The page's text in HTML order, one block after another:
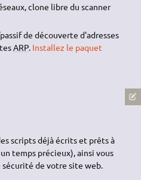
clone libre du scanner
de découverte d'adresses
ARP. Installez le paquet
scripts déjà écrits et prêts à
temps précieux), ainsi vous
de votre site web.